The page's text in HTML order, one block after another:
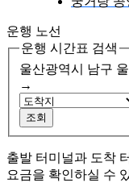
운행 노선
운행 시간표 검색
울산광역시 남구
→
조회
출발 터미널과 도착
요금을 확인하실 수